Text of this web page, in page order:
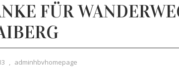
FÜR
, adminhbvhomepage